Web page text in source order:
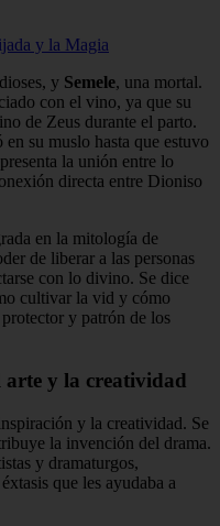
y la Magia
y Semele, una mortal.
con el vino, ya que su
de Zeus durante el parto.
su muslo hasta que estuvo
la unión entre lo
directa entre Dioniso
en la mitología de
de liberar a las personas
con lo divino. Se dice
cultivar la vid y cómo
y patrón de los
arte y la creatividad
y la creatividad. Se
la invención del drama.
y dramaturgos,
que les ayudaba a